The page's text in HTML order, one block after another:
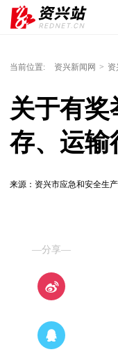
当前位置: 资兴新闻网 > 资
关于有
存、运输
来源：资兴市应急和安全生
—分享—